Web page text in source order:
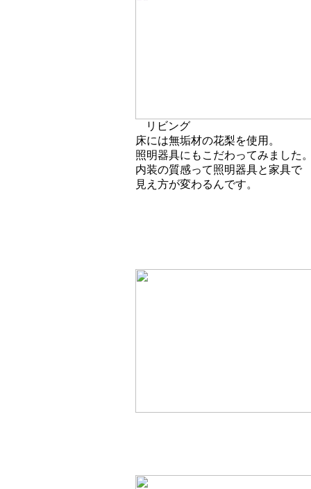
リビング
床には無垢材の花梨を使用。
照明器具にもこだわってみました
内装の質感って照明器具と家具で
見え方が変わるんです。